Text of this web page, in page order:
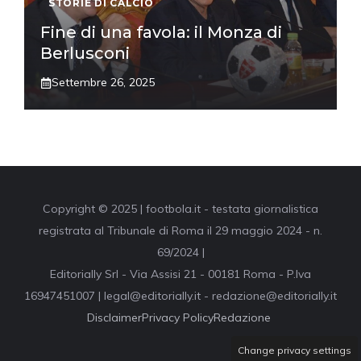
STORIE DI CALCIO
Fine di una favola: il Monza di
Berlusconi
Settembre 26, 2025
Copyright © 2025 | footbola.it - testata giornalistica
registrata al Tribunale di Roma il 29 maggio 2024 - n.
69/2024 |
Editorially Srl - Via Assisi 21 - 00181 Roma - P.Iva
16947451007 | legal@editorially.it - redazione@editorially.it
DisclaimerPrivacy PolicyRedazione
Change privacy settings